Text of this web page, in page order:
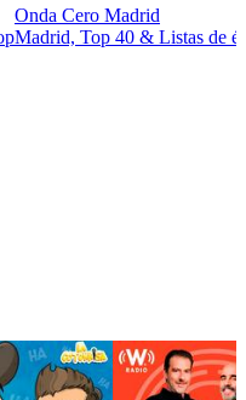
Onda Cero Madrid
Madrid, Top 40 & Listas de